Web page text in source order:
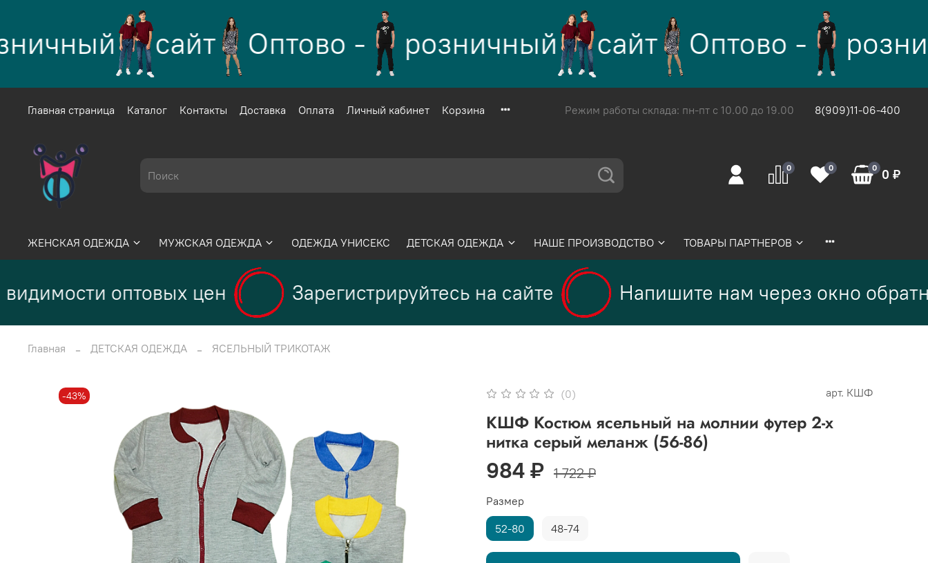
сайт Оптово - розничный сайт Оптово -
Главная страница Каталог Контакты Доставка Оплата Личный кабинет Корзина Режим работы склада: пн-пт с 10.00 до 19.00 8(909)11-06-400
0 0 0 0 ₽
ЖЕНСКАЯ ОДЕЖДА МУЖСКАЯ ОДЕЖДА ОДЕЖДА УНИСЕКС ДЕТСКАЯ ОДЕЖДА НАШЕ ПРОИЗВОДСТВО ТОВАРЫ ПАРТНЕРОВ
оптовых цен Зарегистрируйтесь на сайте Напишите нам через окно
Главная ДЕТСКАЯ ОДЕЖДА ЯСЕЛЬНЫЙ ТРИКОТАЖ
-43% (0) арт. КШФ
КШФ Костюм ясельный на молнии футер 2-х
нитка серый меланж (56-86)
984 ₽ 1 722 ₽
Размер
52-80
48-74